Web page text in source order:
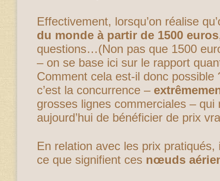
Effectivement, lorsqu’on réalise
du monde à partir de 1500 euros
questions…(Non pas que 1500
– on se base ici sur le rapport
Comment cela est-il donc possible
c’est la concurrence –
grosses lignes commerciales – qui
aujourd’hui de bénéficier de prix
En relation avec les prix
ce que signifient ces nœuds